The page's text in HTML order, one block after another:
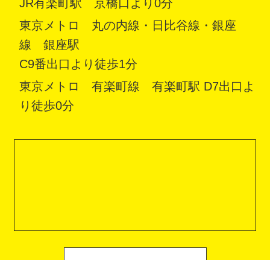
JR有楽町駅 京橋口より0分
東京メトロ 丸の内線・日比谷線・銀座
線 銀座駅
C9番出口より徒歩1分
東京メトロ 有楽町線 有楽町駅 D7出口よ
り徒歩0分